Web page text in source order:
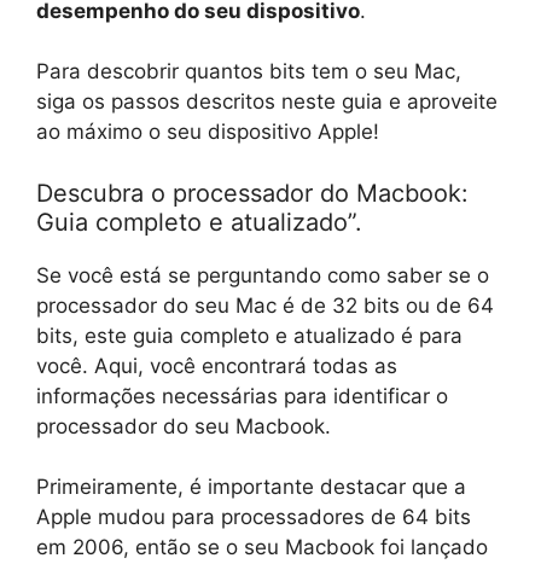
desempenho do seu dispositivo.
Para descobrir quantos bits tem o seu Mac,
siga os passos descritos neste guia e aproveite
ao máximo o seu dispositivo Apple!
Descubra o processador do Macbook:
Guia completo e atualizado”.
Se você está se perguntando como saber se o
processador do seu Mac é de 32 bits ou de 64
bits, este guia completo e atualizado é para
você. Aqui, você encontrará todas as
informações necessárias para identificar o
processador do seu Macbook.
Primeiramente, é importante destacar que a
Apple mudou para processadores de 64 bits
em 2006, então se o seu Macbook foi lançado